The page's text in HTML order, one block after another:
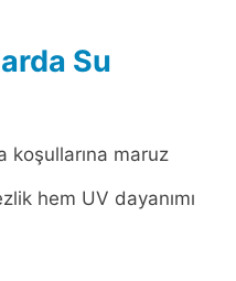
Su
koşullarına maruz
hem UV dayanımı